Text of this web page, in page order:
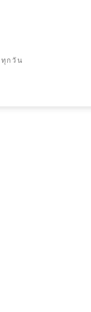
กวัน